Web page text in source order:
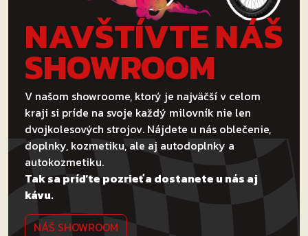
NAVŠTÍVTE NÁŠ
SHOWROOM
V našom showroome, ktorý je najväčší v celom
kraji si príde na svoje každý milovník nie len
dvojkolesových strojov. Nájdete u nás oblečenie,
doplnky, kozmetiku, ale aj autodoplnky a
autokozmetiku.
Tak sa príďte pozrieť a dostanete u nás aj
kávu.
NÁŠ SHOWROOM